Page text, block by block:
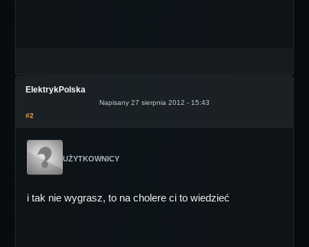
ElektrykPolska
Napisany 27 sierpnia 2012 - 15:43
#2
UŻYTKOWNICY
i tak nie wygrasz, to na cholere ci to wiedzieć